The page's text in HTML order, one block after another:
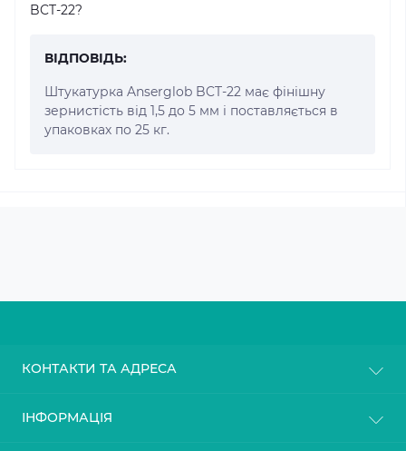
BCT-22?
ВІДПОВІДЬ:
Штукатурка Anserglob BCT-22 має фінішну
зернистість від 1,5 до 5 мм і поставляється в
упаковках по 25 кг.
КОНТАКТИ ТА АДРЕСА
ІНФОРМАЦІЯ